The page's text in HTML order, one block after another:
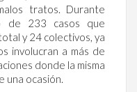
tratos. Durante
de 233 casos que
y 24 colectivos, ya
involucran a más de
donde la misma
una ocasión.